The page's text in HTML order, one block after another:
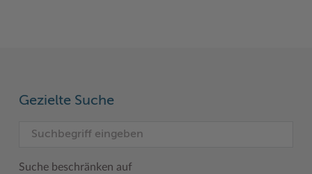
Gezielte Suche
Suche beschränken auf